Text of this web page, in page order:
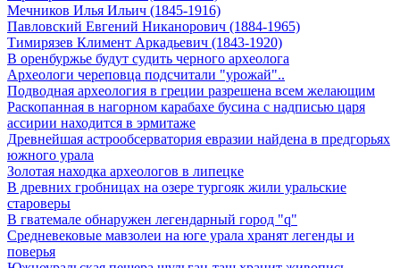
Мечников Илья Ильич (1845-1916)
Павловский Евгений Никанорович (1884-1965)
Тимирязев Климент Аркадьевич (1843-1920)
В оренбуржье будут судить черного археолога
Археологи череповца подсчитали "урожай"..
Подводная археология в греции разрешена всем желающим
Раскопанная в нагорном карабахе бусина с надписью царя
ассирии находится в эрмитаже
Древнейшая астрообсерватория евразии найдена в предгорьях
южного урала
Золотая находка археологов в липецке
В древних гробницах на озере тургояк жили уральские
староверы
В гватемале обнаружен легендарный город "q"
Средневековые мавзолеи на юге урала хранят легенды и
поверья